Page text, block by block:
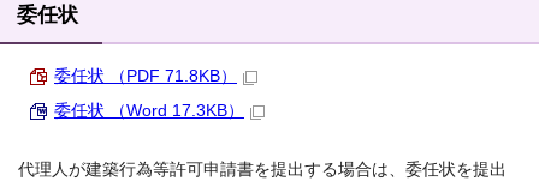
委任状
委任状 （PDF 71.8KB）
委任状 （Word 17.3KB）
代理人が建築行為等許可申請書を提出する場合は、委任状を提出